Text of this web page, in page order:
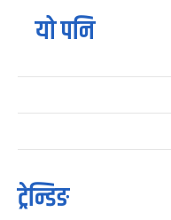
यो पनि
ट्रेन्डिङ